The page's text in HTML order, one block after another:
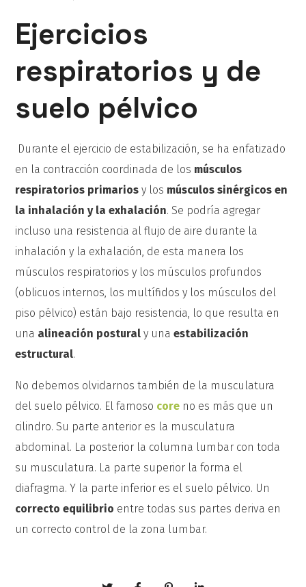
Ejercicios
respiratorios y de
suelo pélvico
Durante el ejercicio de estabilización, se ha enfatizado
en la contracción coordinada de los músculos
respiratorios primarios y los músculos sinérgicos en
la inhalación y la exhalación. Se podría agregar
incluso una resistencia al flujo de aire durante la
inhalación y la exhalación, de esta manera los
músculos respiratorios y los músculos profundos
(oblicuos internos, los multífidos y los músculos del
piso pélvico) están bajo resistencia, lo que resulta en
una alineación postural y unaestabilización
estructural.
No debemos olvidarnos también de la musculatura
del suelo pélvico. El famoso core no es más que un
cilindro. Su parte anterior es la musculatura
abdominal. La posterior la columna lumbar con toda
su musculatura. La parte superior la forma el
diafragma. Y la parte inferior es el suelo pélvico. Un
correcto equilibrio entre todas sus partes deriva en
un correcto control de la zona lumbar.